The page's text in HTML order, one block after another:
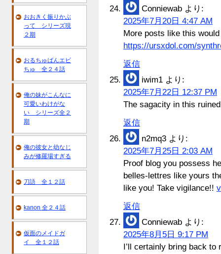
Conniewab より:
2025年7月20日 4:47 AM
More posts like this
https://ursxdol.com/
返信
iwim1 より:
2025年7月22日 12:37 PM
The sagacity in this
返信
n2mq3 より:
2025年7月25日 2:03 AM
Proof blog you possess
belles-lettres like yours
like you! Take vigilance!!
返信
Conniewab より:
2025年8月5日 9:17 PM
I’ll certainly bring back to
おおきく振りかぶ
って シリーズ現
２期
おるちゅばんエビ
ちゅ 全２４話
俺の妹がこんなに
可愛いわけがな
い シリーズ全２
期
俺の彼女と幼なじ
みが修羅場すぎる
刀語 全１２話
kanon 全２４話
仮面のメイドガ
イ 全１２話